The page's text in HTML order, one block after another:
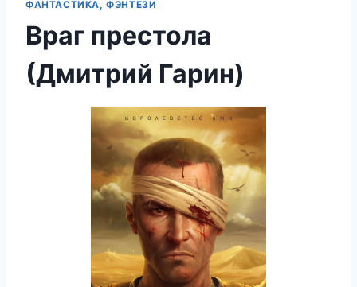
ФАНТАСТИКА, ФЭНТЕЗИ
Враг престола
(Дмитрий Гарин)